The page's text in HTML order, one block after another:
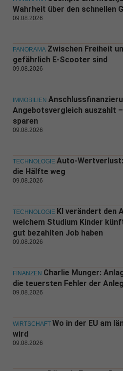
Wahrheit über den schnellen
09.08.2026
PANORAMA Zwischen Freiheit
gefährlich E-Scooter sind
09.08.2026
IMMOBILIEN
Angebotsvergleich auszahlt
sparen
09.08.2026
TECHNOLOGIE Auto-
die Hälfte weg
09.08.2026
TECHNOLOGIE KI verändert den
welchem Studium Kinder
gut bezahlten Job haben
09.08.2026
FINANZEN Charlie Munger:
die teuersten Fehler der
09.08.2026
WIRTSCHAFT Wo in der EU am
wird
09.08.2026